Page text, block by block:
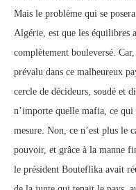
Mais le problème qui se
Algérie, est que les équilibres
complètement bouleversé.
prévalu dans ce malheureux
cercle de décideurs, soudé et
n’importe quelle mafia, ce qui
mesure. Non, ce n’est plus le
pouvoir, et grâce à la manne
le président Bouteflika avait